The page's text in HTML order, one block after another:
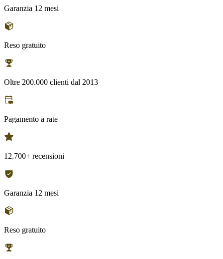
Garanzia 12 mesi
Reso gratuito
Oltre 200.000 clienti dal 2013
Pagamento a rate
12.700+ recensioni
Garanzia 12 mesi
Reso gratuito